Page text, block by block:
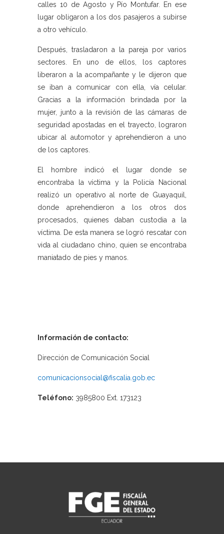
calles 10 de Agosto y Pío Montufar. En ese
lugar obligaron a los dos pasajeros a subirse
a otro vehículo.
Después, trasladaron a la pareja por varios
sectores. En uno de ellos, los captores
liberaron a la acompañante y le dijeron que
se iban a comunicar con ella, vía celular.
Gracias a la información brindada por la
mujer, junto a la revisión de las cámaras de
seguridad apostadas en el trayecto, lograron
ubicar al automotor y aprehendieron a uno
de los captores.
El hombre indicó el lugar donde se
encontraba la víctima y la Policía Nacional
realizó un operativo al norte de Guayaquil,
donde aprehendieron a los otros dos
procesados, quienes daban custodia a la
víctima. De esta manera se logró rescatar con
vida al ciudadano chino, quien se encontraba
maniatado de pies y manos.
Información de contacto:
Dirección de Comunicación Social
comunicacionsocial@fiscalia.gob.ec
Teléfono: 3985800 Ext. 173123